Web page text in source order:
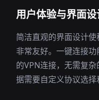
用户体验与界面
简洁直观的界面设计
非常友好。一键连接
的VPN连接，无需复
据需要自定义协议选择